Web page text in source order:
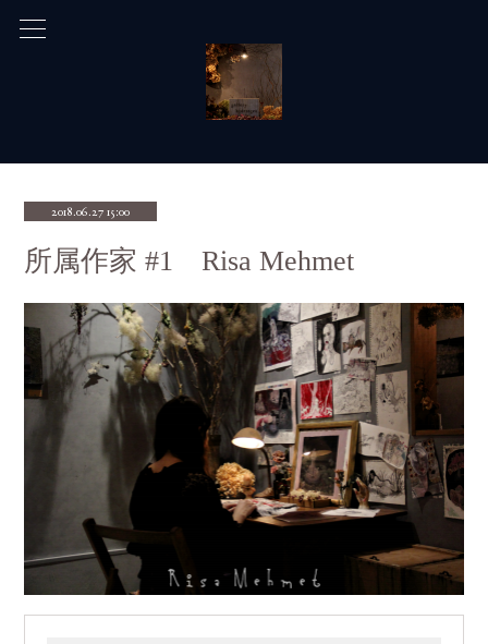
2018.06.27 15:00
所属作家 #1 Risa Mehmet